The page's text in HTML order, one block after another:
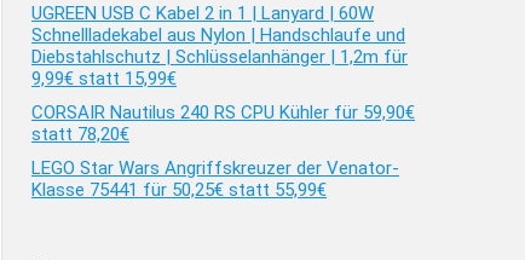
UGREEN USB C Kabel 2 in 1 | Lanyard | 60W
Schnellladekabel aus Nylon | Handschlaufe und
Diebstahlschutz | Schlüsselanhänger | 1,2m für
9,99€ statt 15,99€
CORSAIR Nautilus 240 RS CPU Kühler für 59,90€
statt 78,20€
LEGO Star Wars Angriffskreuzer der Venator-
Klasse 75441 für 50,25€ statt 55,99€